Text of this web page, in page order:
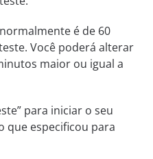
é de 60
Você poderá alterar
maior ou igual a
para iniciar o seu
que especificou para